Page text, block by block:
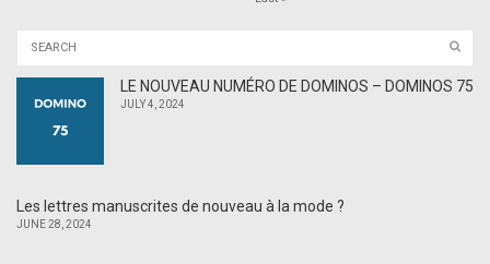
LE NOUVEAU NUMÉRO DE DOMINOS – DOMINOS 75
JULY 4, 2024
Les lettres manuscrites de nouveau à la mode ?
JUNE 28, 2024